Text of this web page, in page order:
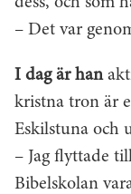
– Det var
I dag är han
kristna tron är
Eskilstuna och
– Jag flyttade
Bibelskolan